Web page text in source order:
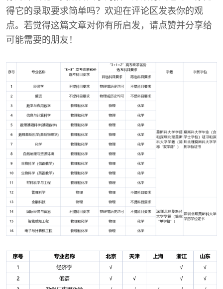
得它的录取要求简单吗？欢迎在评论区发表你的观
点。若觉得这篇文章对你有所启发，请点赞并分享给
可能需要的朋友！